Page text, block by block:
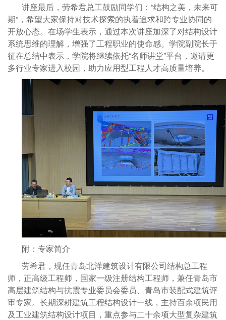
讲座最后，劳希君总工鼓励同学们：“结构之美，未来可
期”，希望大家保持对技术探索的执着追求和跨专业协同的
开放心态。在场学生表示，通过本次讲座加深了对结构设计
系统思维的理解，增强了工程职业的使命感。学院副院长于
征在总结中表示，学院将继续依托“名师讲堂”平台，邀请更
多行业专家进入校园，助力应用型工程人才高质量培养。
附：专家简介
劳希君，现任青岛北洋建筑设计有限公司结构总工程
师，正高级工程师，国家一级注册结构工程师，兼任青岛市
高层建筑结构与抗震专业委员会委员、青岛市装配式建筑评
审专家。长期深耕建筑工程结构设计一线，主持百余项民用
及工业建筑结构设计项目，重点参与二十余项大型复杂建筑